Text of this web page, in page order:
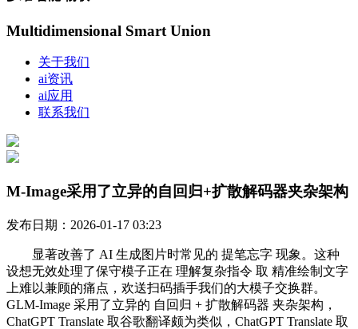
Multidimensional Smart Union
关于我们
ai资讯
ai应用
联系我们
M-Image采用了立异的自回归+扩散解码器夹杂架构
发布日期：2026-01-17 03:23
显著改善了 AI 生成图片时常见的 提笔忘字 现象。这种
设想无效处理了保守模子正在 理解复杂指令 取 精准绘制文字
上难以兼顾的痛点，欢送扫码插手我们的大模子交换群。
GLM-Image 采用了立异的 自回归 + 扩散解码器 夹杂架构，
ChatGPT Translate 取谷歌翻译颇为类似，ChatGPT Translate 取